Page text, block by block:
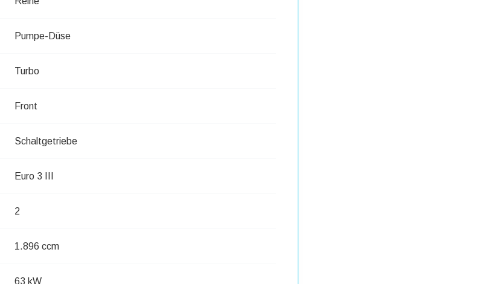
Pumpe-Düse
Turbo
Front
Schaltgetriebe
Euro 3 III
2
1.896 ccm
63 kW